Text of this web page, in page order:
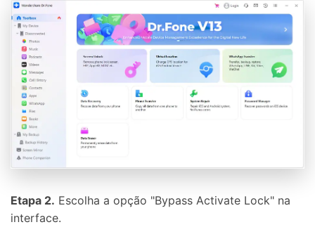
Etapa 2. Escolha a opção "Bypass Activate Lock" na
interface.